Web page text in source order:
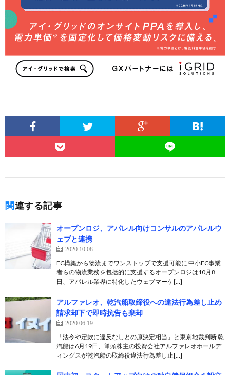
関連する記事
オープンロジ、アパレル向けコンサルのアパレルウ
ェブと連携
2020.10.08
EC構築から物流までワンストップで支援可能に 中小EC事業
者らの物流業務を包括的に支援するオープンロジは10月8
日、アパレル業界に特化したウェブマーケ[…]
アルファレオ、乾汽船取締役への違法行為差し止め
請求却下で即時抗告も棄却
2020.06.19
「法令や定款に違反なしとの原決定相当」と東京地裁判断 乾
汽船は6月19日、筆頭株主の投資会社アルファレオホールデ
ィングスが乾汽船の取締役違法行為差し止[…]